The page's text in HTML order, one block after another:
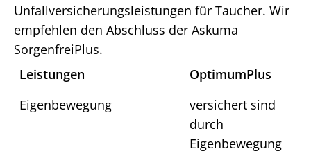
Unfallversicherungsleistungen für Taucher. Wir
empfehlen den Abschluss der Askuma
SorgenfreiPlus.
Leistungen
OptimumPlus
Eigenbewegung
versichert sind
durch
Eigenbewegung